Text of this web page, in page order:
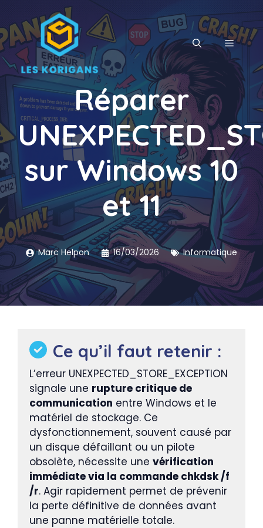
au
contenu
MENU
Réparer
sur Windows 10
et 11
Marc Helpon 16/03/2026 Informatique
Ce qu’il faut retenir :
L’erreur UNEXPECTED_STORE_EXCEPTION
signale une rupture critique de
communication entre Windows et le
matériel de stockage. Ce
dysfonctionnement, souvent causé par
un disque défaillant ou un pilote
obsolète, nécessite une vérification
immédiate via la commande chkdsk /f
/r. Agir rapidement permet de prévenir
la perte définitive de données avant
une panne matérielle totale.